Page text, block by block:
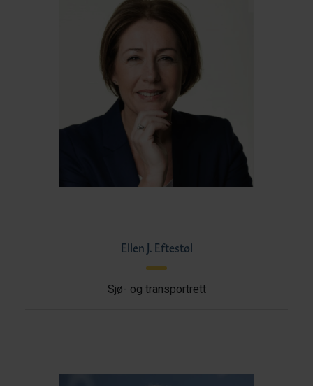
Ellen J. Eftestøl
Sjø- og transportrett